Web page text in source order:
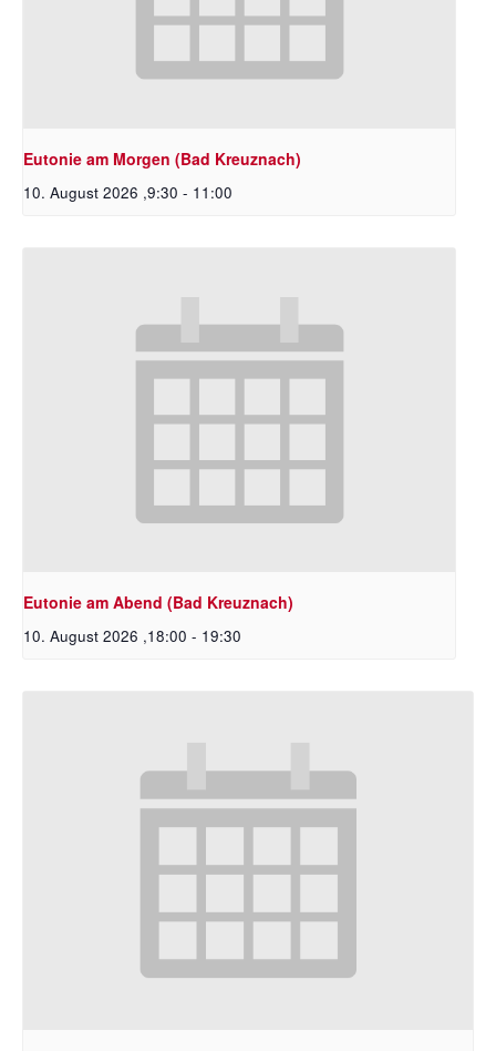
Eutonie am Morgen (Bad Kreuznach)
10. August 2026 ,9:30 - 11:00
Eutonie am Abend (Bad Kreuznach)
10. August 2026 ,18:00 - 19:30